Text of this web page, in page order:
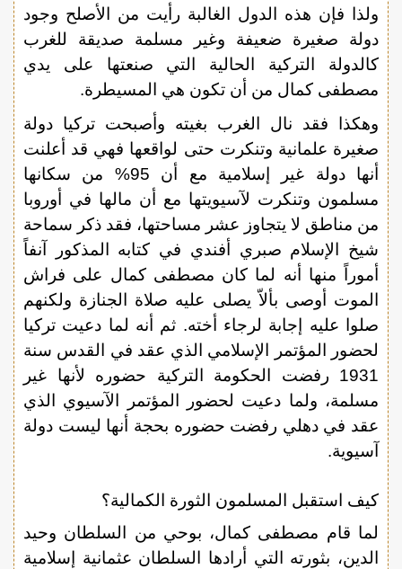
ولذا فإن هذه الدول الغالبة رأيت من الأصلح وجود
دولة صغيرة ضعيفة وغير مسلمة صديقة للغرب
كالدولة التركية الحالية التي صنعتها على يدي
مصطفى كمال من أن تكون هي المسيطرة.
وهكذا فقد نال الغرب بغيته وأصبحت تركيا دولة
صغيرة علمانية وتنكرت حتى لواقعها فهي قد أعلنت
أنها دولة غير إسلامية مع أن 95% من سكانها
مسلمون وتنكرت لآسيويتها مع أن مالها في أوروبا
من مناطق لا يتجاوز عشر مساحتها، فقد ذكر سماحة
شيخ الإسلام صبري أفندي في كتابه المذكور آنفاً
أموراً منها أنه لما كان مصطفى كمال على فراش
الموت أوصى بألاّ يصلى عليه صلاة الجنازة ولكنهم
صلوا عليه إجابة لرجاء أخته. ثم أنه لما دعيت تركيا
لحضور المؤتمر الإسلامي الذي عقد في القدس سنة
1931 رفضت الحكومة التركية حضوره لأنها غير
مسلمة، ولما دعيت لحضور المؤتمر الآسيوي الذي
عقد في دهلي رفضت حضوره بحجة أنها ليست دولة
آسيوية.
كيف استقبل المسلمون الثورة الكمالية؟
لما قام مصطفى كمال، بوحي من السلطان وحيد
الدين، بثورته التي أرادها السلطان عثمانية إسلامية